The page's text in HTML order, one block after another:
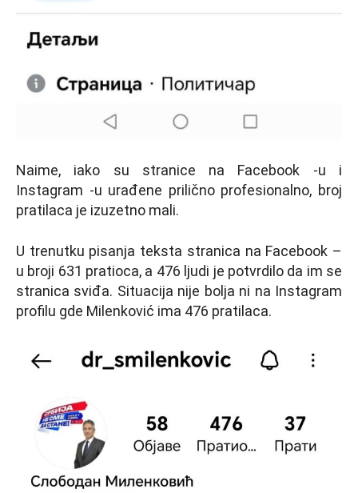
Naime, iako su stranice na Facebook -u i
Instagram -u urađene prilično profesionalno, broj
pratilaca je izuzetno mali.
U trenutku pisanja teksta stranica na Facebook –
u broji 631 pratioca, a 476 ljudi je potvrdilo da im se
stranica sviđa. Situacija nije bolja ni na Instagram
profilu gde Milenković ima 476 pratilaca.